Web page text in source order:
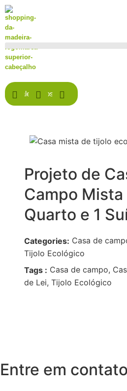
Fale Conosco
Projeto de
Campo Mista
Quarto e 1
Categories: Casa de
Tijolo Ecológico
Tags : Casa de campo,
de Lei, Tijolo Ecológico
Entre em